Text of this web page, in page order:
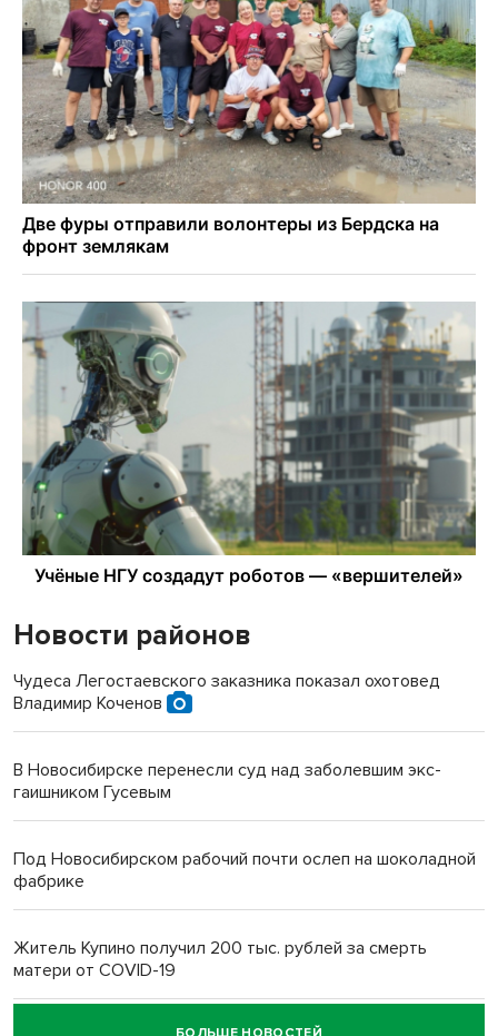
Новости районов
Чудеса Легостаевского заказника показал охотовед
Владимир Коченов
В Новосибирске перенесли суд над заболевшим экс-
гаишником Гусевым
Под Новосибирском рабочий почти ослеп на шоколадной
фабрике
Житель Купино получил 200 тыс. рублей за смерть
матери от COVID-19